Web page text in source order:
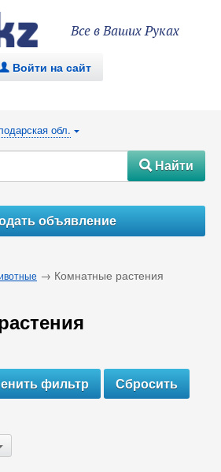
Все в Ваших Руках
Войти на сайт
обл. {
#Найти
объявление
→ Комнатные растения